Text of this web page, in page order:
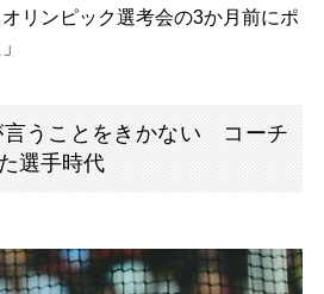
リンピック選考会の3か月前にポ
言うことをきかない コーチ
選手時代